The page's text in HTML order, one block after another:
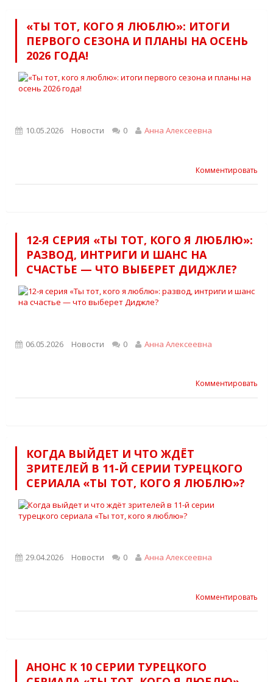
«ТЫ ТОТ, КОГО Я ЛЮБЛЮ»: ИТОГИ
ПЕРВОГО СЕЗОНА И ПЛАНЫ НА ОСЕНЬ
2026 ГОДА!
10.05.2026 Новости 0 Анна Алексеевна
Комментировать
12‑Я СЕРИЯ «ТЫ ТОТ, КОГО Я ЛЮБЛЮ»:
РАЗВОД, ИНТРИГИ И ШАНС НА
СЧАСТЬЕ — ЧТО ВЫБЕРЕТ ДИДЖЛЕ?
06.05.2026 Новости 0 Анна Алексеевна
Комментировать
КОГДА ВЫЙДЕТ И ЧТО ЖДЁТ
ЗРИТЕЛЕЙ В 11-Й СЕРИИ ТУРЕЦКОГО
СЕРИАЛА «ТЫ ТОТ, КОГО Я ЛЮБЛЮ»?
29.04.2026 Новости 0 Анна Алексеевна
Комментировать
АНОНС К 10 СЕРИИ ТУРЕЦКОГО